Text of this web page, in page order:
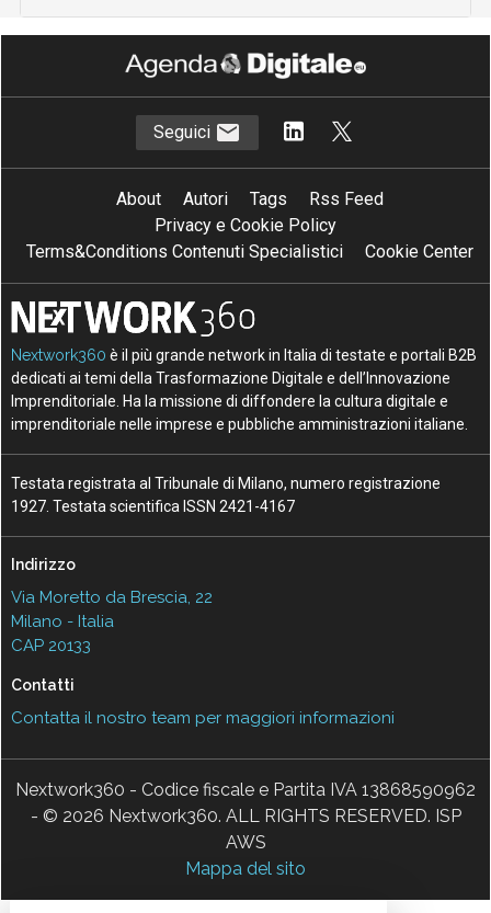
Seguici
About Autori Tags
Rss Feed
Privacy e Cookie Policy
Terms&Conditions Contenuti Specialistici
Cookie Center
Nextwork360 è il più grande network in Italia di testate e portali B2B
dedicati ai temi della Trasformazione Digitale e dell’Innovazione
Imprenditoriale. Ha la missione di diffondere la cultura digitale e
imprenditoriale nelle imprese e pubbliche amministrazioni italiane.
Testata registrata al Tribunale di Milano, numero registrazione
1927. Testata scientifica ISSN 2421-4167
Indirizzo
Via Moretto da Brescia, 22
Milano - Italia
CAP 20133
Contatti
Contatta il nostro team per maggiori informazioni
Nextwork360 - Codice fiscale e Partita IVA 13868590962
- © 2026 Nextwork360. ALL RIGHTS RESERVED. ISP
AWS
Mappa del sito